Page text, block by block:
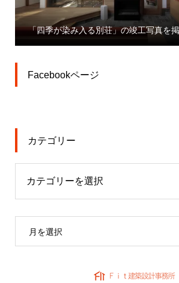
「四季が染み入る別荘」の竣工写真を掲
Facebookページ
カテゴリー
月を選択